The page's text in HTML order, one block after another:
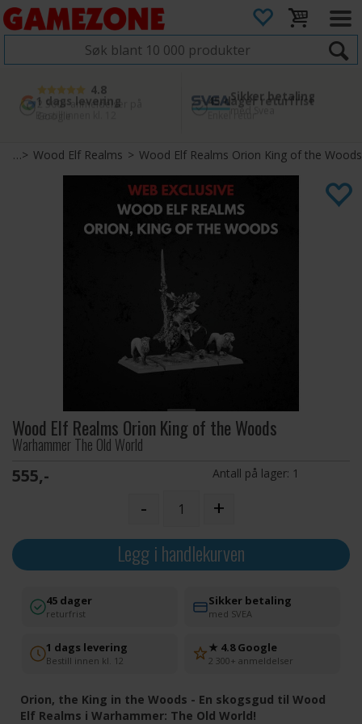
4.8
2 300+ anmeldelser på
Google
Sikker betaling
1 dags levering
Bestill innen kl. 12
45 dager returfrist
>Wood Elf Realms>Wood Elf Realms Orion King of the Woods
Wood Elf Realms Orion King of the Woods
Warhammer The Old World
555,- Antall på lager: 1
- +
Legg i handlekurven
45 dager
returfrist
Sikker betaling
med SVEA
1 dags levering
Bestill innen kl. 12
★ 4.8 Google
2 300+ anmeldelser
Orion, the King in the Woods - En skogsgud til Wood
Elf Realms i Warhammer: The Old World!